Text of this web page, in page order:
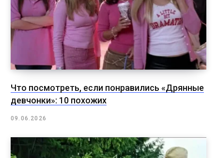
Что посмотреть, если понравились «Дрянные
девчонки»: 10 похожих
09.06.2026